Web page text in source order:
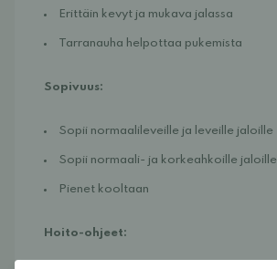
Erittäin kevyt ja mukava jalassa
Tarranauha helpottaa pukemista
Sopivuus:
Sopii normaalileveille ja leveille jaloille
Sopii normaali- ja korkeahkoille jaloille
Pienet kooltaan
Hoito-ohjeet: